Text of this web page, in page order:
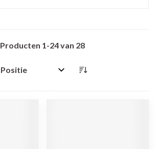
Producten 1-24van 28
Sorteer op: